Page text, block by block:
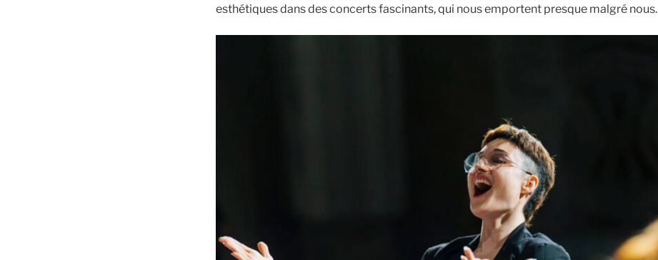
esthétiques dans des concerts fascinants, qui nous emportent presque malgré nous.